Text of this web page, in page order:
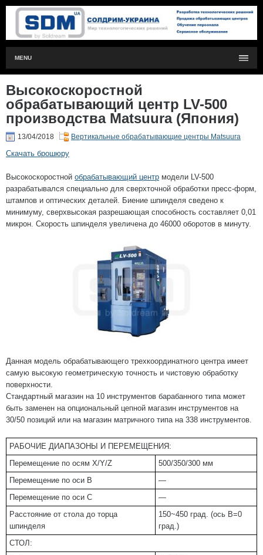
MENU
Высокоскоростной
обрабатывающий центр LV-500
производства Matsuura (Япония)
13/04/2018 Вертикальные обрабатывающие центры Matsuura
Скачать брошюру
Высокоскоростной обрабатывающий центр модели LV-500
разрабатывался специально для сверхточной обработки пресс-форм,
штампов и оптических деталей. Биение шпинделя сведено к
минимуму, сверхвысокая разрешающая способность составляет 0,01
микрон. Скорость шпинделя увеличена до 46000 оборотов в минуту.
Данная модель обрабатывающего трехкоординатного центра имеет
самую высокую геометрическую точность и чистовую обработку
поверхности.
Стандартный магазин на 10 инструментов барабанного типа может
быть заменен на опциональный цепной магазин инструментов на
30/50 позиций или на магазин матричного типа на 338 инструментов.
РАБОЧИЕ ДИАПАЗОНЫ И ПЕРЕМЕЩЕНИЯ:
Перемещение по осям X/Y/Z
500/350/300 мм
Перемещение по оси В
—
Перемещение по оси С
—
Расстояние от стола до торца
шпинделя
150~450 град. (ось В=0
град.)
СТОЛ: